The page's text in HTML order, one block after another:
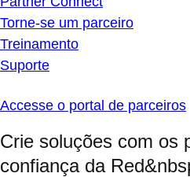
Torne-se um parceiro
Treinamento
Suporte
Accesse o portal de parceiros
Crie soluções com os
confiança da